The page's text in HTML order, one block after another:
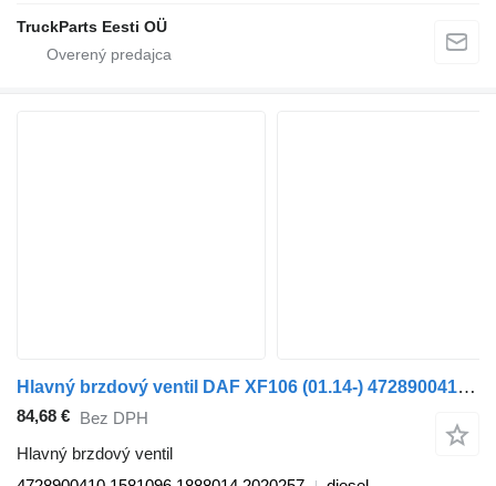
TruckParts Eesti OÜ
Hlavný brzdový ventil DAF XF106 (01.14-) 4728900410 na ťahača DAF XF106 (2014-)
84,68 € Bez DPH
Hlavný brzdový ventil